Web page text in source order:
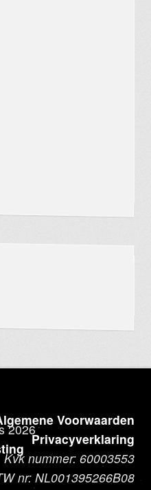
2026
Voorwaarden
Privacyverklaring
Kvk nummer: 60003553
nr: NL001395266B08